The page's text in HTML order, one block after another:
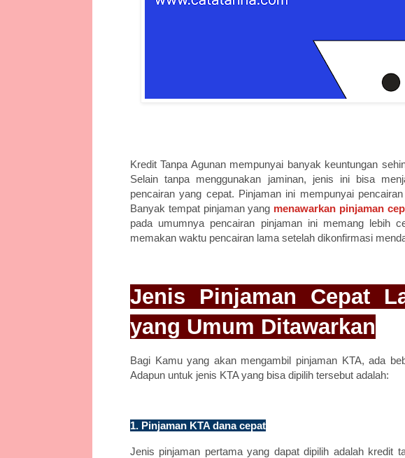
Kredit Tanpa Agunan mempunyai banyak keuntungan
Selain tanpa menggunakan jaminan, jenis ini bisa
pencairan yang cepat. Pinjaman ini mempunyai
Banyak tempat pinjaman yang menawarkan pinjaman
pada umumnya pencairan pinjaman ini memang lebih
memakan waktu pencairan lama setelah dikonfirmasi
Jenis Pinjaman Cepat
yang Umum Ditawarkan
Bagi Kamu yang akan mengambil pinjaman KTA, ada
Adapun untuk jenis KTA yang bisa dipilih tersebut adalah:
1. Pinjaman KTA dana cepat
Jenis pinjaman pertama yang dapat dipilih adalah kredit